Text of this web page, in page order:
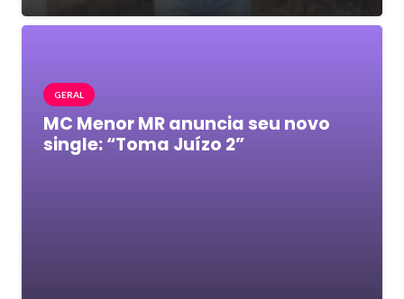
GERAL
MC Menor MR anuncia seu novo
single: “Toma Juízo 2”